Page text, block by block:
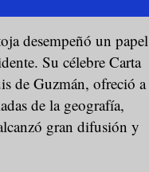
desempeñó un papel
Su célebre Carta
de Guzmán, ofreció a
de la geografía,
gran difusión y